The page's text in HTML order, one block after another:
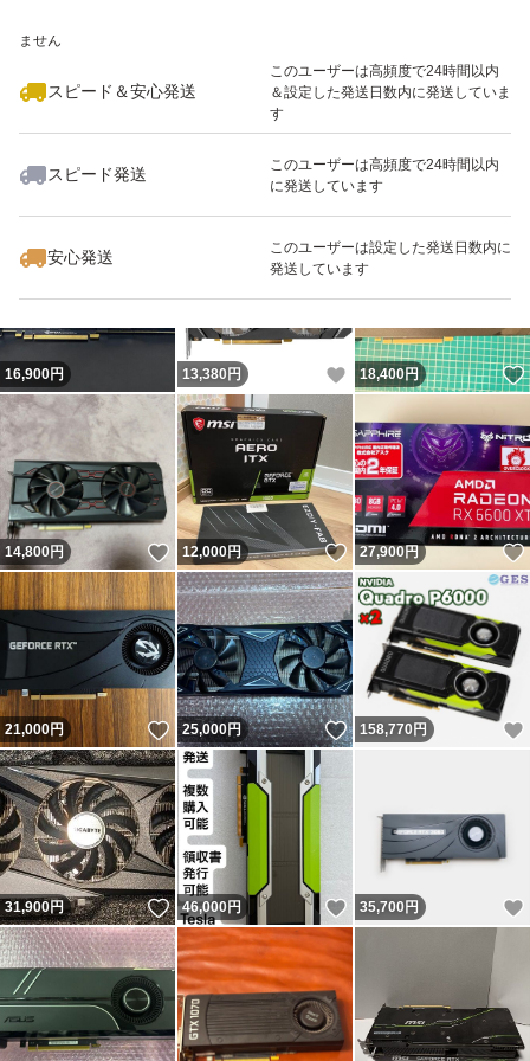
【取引について】
・いたずらが多いため、値下げ交渉には原則応じておりま
商品説明文と商品画像の著作権は当社に帰属いたします。
登録番号: T8070003003192
古物商許可 群馬県公安委員会 第421012020056号
ません
スピード＆安心発送
このユーザーは高頻度で24時間以内
＆設定した発送日数内に発送していま
す
スピード発送
このユーザーは高頻度で24時間以内
に発送しています
安心発送
このユーザーは設定した発送日数内に
発送しています
いいね！
51,000
16,900円 13,380 円 いいね！
18,400円
14,800円 いいね！
12,000円 いいね！
27,900円
21,000円 いいね！
25,000円 いいね！
158,770 円
31,900円 いいね！
46,000円 いいね！
35,700 円